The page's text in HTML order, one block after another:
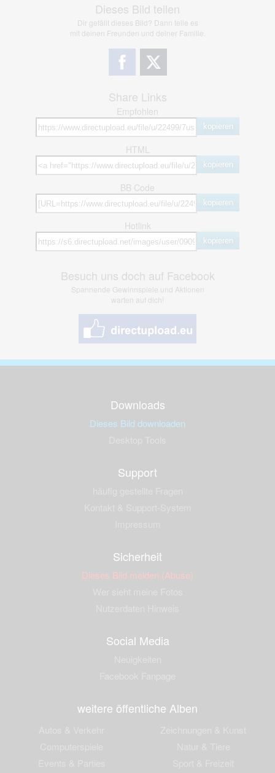
Dieses Bild teilen
Dir gefällt dieses Bild? Dann teile es
mit deinen Freunden und deiner Familie.
Share Links
Empfohlen
kopieren
HTML
kopieren
BB Code
kopieren
Hotlink
kopieren
Besuch uns doch auf Facebook
Spannende Gewinnspiele und Aktionen
warten auf dich!
Downloads
Dieses Bild downloaden
Support
Sicherheit
Dieses Bild melden (Abuse)
Social Media
weitere öffentliche Alben